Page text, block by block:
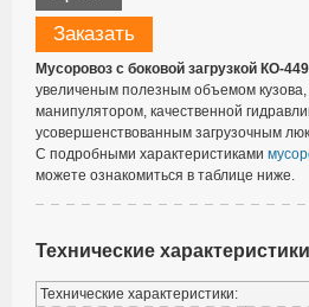
Заказать
Мусоровоз с боковой загрузкой КО-
увеличеным полезным объемом
манипулятором, качественной
усовершенствованным загрузочным
С подробными характеристиками
можете ознакомиться в таблице ниже.
Технические характеристики
Технические характеристики: